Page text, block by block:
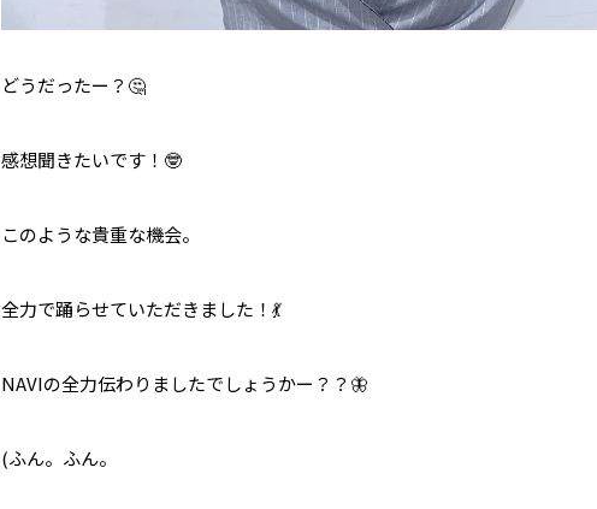
どうだったー？🤔
感想聞きたいです！🤓
このような貴重な機会。
全力で踊らせていただきました！💃
NAVIの全力伝わりましたでしょうかー？？🦋
(ふん。ふん。